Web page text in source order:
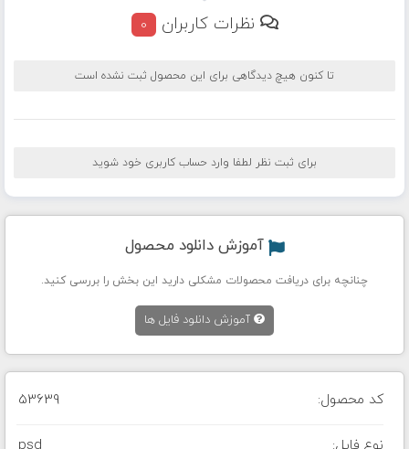
نظرات کاربران 0
تا کنون هیچ دیدگاهی برای این محصول ثبت نشده است
برای ثبت نظر لطفا وارد حساب کاربری خود شوید
آموزش دانلود محصول
چنانچه برای دریافت محصولات مشکلی دارید این بخش را بررسی کنید.
آموزش دانلود فایل ها
کد محصول: 53639